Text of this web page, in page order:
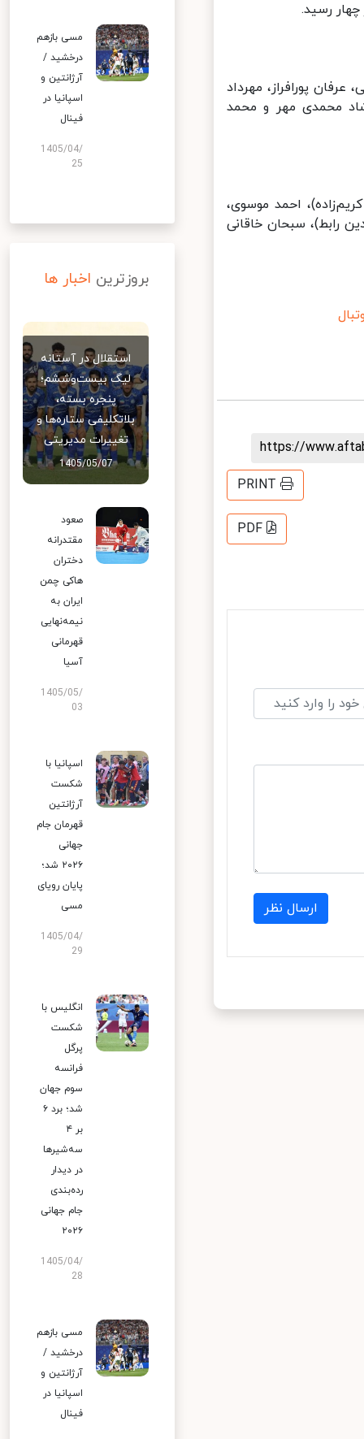
رسید.
پورافراز، مهرداد
محمدی مهر و محمد
احمد موسوی،
رابط)، سبحان خاقانی
https://
PRINT
PDF
ارسال نظر
مسی بازهم
درخشید /
آرژانتین و
اسپانیا در
فینال
1405/04/
25
بروزترین اخبار ها
استقلال در آستانه
لیگ بیست‌وششم؛
پنجره بسته،
بلاتکلیفی ستاره‌ها و
تغییرات مدیریتی
1405/05/07
صعود
مقتدرانه
دختران
هاکی چمن
ایران به
نیمه‌نهایی
قهرمانی
آسیا
1405/05/
03
اسپانیا با
شکست
آرژانتین
قهرمان جام
جهانی
۲۰۲۶ شد؛
پایان رویای
مسی
1405/04/
29
انگلیس با
شکست
پرگل
فرانسه
سوم جهان
شد؛ برد ۶
بر ۴
سه‌شیرها
در دیدار
رده‌بندی
جام جهانی
۲۰۲۶
1405/04/
28
مسی بازهم
درخشید /
آرژانتین و
اسپانیا در
فینال